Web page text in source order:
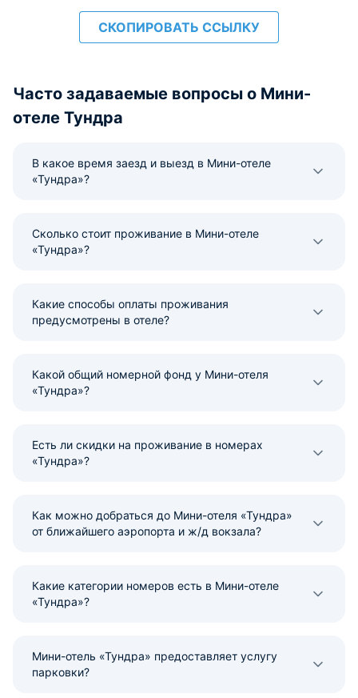
СКОПИРОВАТЬ ССЫЛКУ
Часто задаваемые вопросы о Мини-
отеле Тундра
В какое время заезд и выезд в Мини-отеле
«Тундра»?
Сколько стоит проживание в Мини-отеле
«Тундра»?
Какие способы оплаты проживания
предусмотрены в отеле?
Какой общий номерной фонд у Мини-отеля
«Тундра»?
Есть ли скидки на проживание в номерах
«Тундра»?
Как можно добраться до Мини-отеля «Тундра»
от ближайшего аэропорта и ж/д вокзала?
Какие категории номеров есть в Мини-отеле
«Тундра»?
Мини-отель «Тундра» предоставляет услугу
парковки?